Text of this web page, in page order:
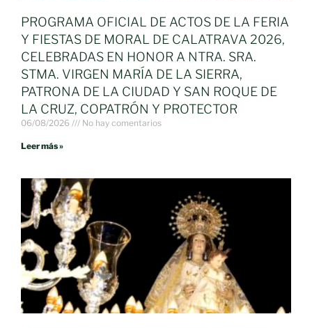
PROGRAMA OFICIAL DE ACTOS DE LA FERIA
Y FIESTAS DE MORAL DE CALATRAVA 2026,
CELEBRADAS EN HONOR A NTRA. SRA.
STMA. VIRGEN MARÍA DE LA SIERRA,
PATRONA DE LA CIUDAD Y SAN ROQUE DE
LA CRUZ, COPATRÓN Y PROTECTOR
06/08/2026 No hay comentarios
Leer más »